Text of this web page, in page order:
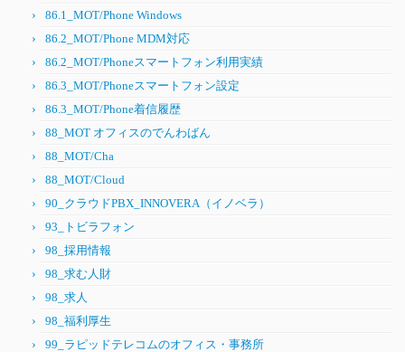
86.1_MOT/Phone Windows
86.2_MOT/Phone MDM対応
86.2_MOT/Phoneスマートフォン利用実績
86.3_MOT/Phoneスマートフォン設定
86.3_MOT/Phone着信履歴
88_MOT オフィスのでんわばん
88_MOT/Cha
88_MOT/Cloud
90_クラウドPBX_INNOVERA（イノベラ）
93_トビラフォン
98_採用情報
98_求む人財
98_求人
98_福利厚生
99_ラピッドテレコムのオフィス・事務所